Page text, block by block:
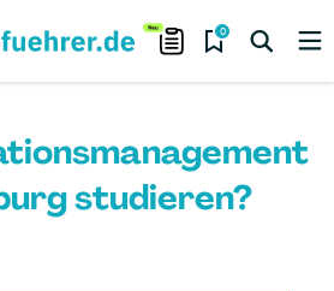
0
studieren?